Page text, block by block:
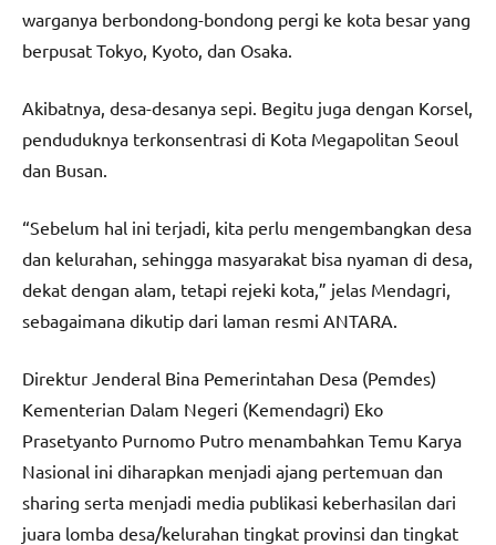
warganya berbondong-bondong pergi ke kota besar yang
berpusat Tokyo, Kyoto, dan Osaka.
Akibatnya, desa-desanya sepi. Begitu juga dengan Korsel,
penduduknya terkonsentrasi di Kota Megapolitan Seoul
dan Busan.
“Sebelum hal ini terjadi, kita perlu mengembangkan desa
dan kelurahan, sehingga masyarakat bisa nyaman di desa,
dekat dengan alam, tetapi rejeki kota,” jelas Mendagri,
sebagaimana dikutip dari laman resmi ANTARA.
Direktur Jenderal Bina Pemerintahan Desa (Pemdes)
Kementerian Dalam Negeri (Kemendagri) Eko
Prasetyanto Purnomo Putro menambahkan Temu Karya
Nasional ini diharapkan menjadi ajang pertemuan dan
sharing serta menjadi media publikasi keberhasilan dari
juara lomba desa/kelurahan tingkat provinsi dan tingkat